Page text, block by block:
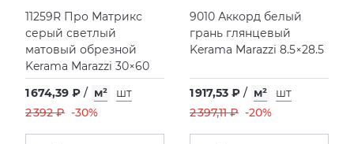
XXL Pamesa
УНИТАЗЫ И ПИCCУАРЫ
11259R Про Матрикс
серый светлый
матовый обрезной
Kerama Marazzi 30×60
1 674,39 ₽ / м²
шт
2 392 ₽ -30%
9010 Аккорд белый
грань глянцевый
Kerama Marazzi 8.5×28.5
1 917,53 ₽ / м²
шт
2 397,11 ₽ -20%